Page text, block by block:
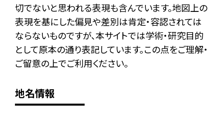
切でないと思われる表現も含んでいます。地図上の
表現を基にした偏見や差別は肯定・容認されては
ならないものですが、本サイトでは学術・研究目的
として原本の通り表記しています。この点をご理解・
ご留意の上でご利用ください。
地名情報